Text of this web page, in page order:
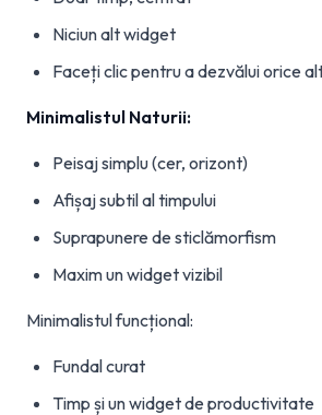
Niciun alt widget
Faceți clic pentru a dezvălui orice
Minimalistul Naturii:
Peisaj simplu (cer, orizont)
Afișaj subtil al timpului
Suprapunere de sticlămorfism
Maxim un widget vizibil
Minimalistul funcțional:
Fundal curat
Timp și un widget de productivitate